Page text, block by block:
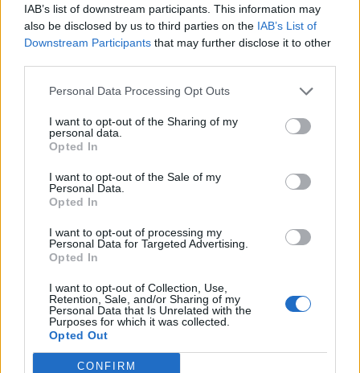
IAB’s list of downstream participants. This information may
also be disclosed by us to third parties on the IAB’s List of
Downstream Participants that may further disclose it to other
Personal Data Processing Opt Outs
I want to opt-out of the Sharing of my
personal data.
Opted In
I want to opt-out of the Sale of my
Personal Data.
Opted In
I want to opt-out of processing my
Personal Data for Targeted Advertising.
Opted In
I want to opt-out of Collection, Use,
Retention, Sale, and/or Sharing of my
Personal Data that Is Unrelated with the
Purposes for which it was collected.
Opted Out
CONFIRM